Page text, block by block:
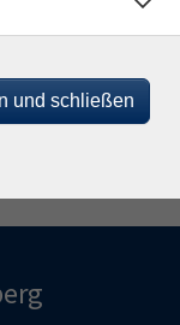
Ines Lüchtefeld
05201
und schließen